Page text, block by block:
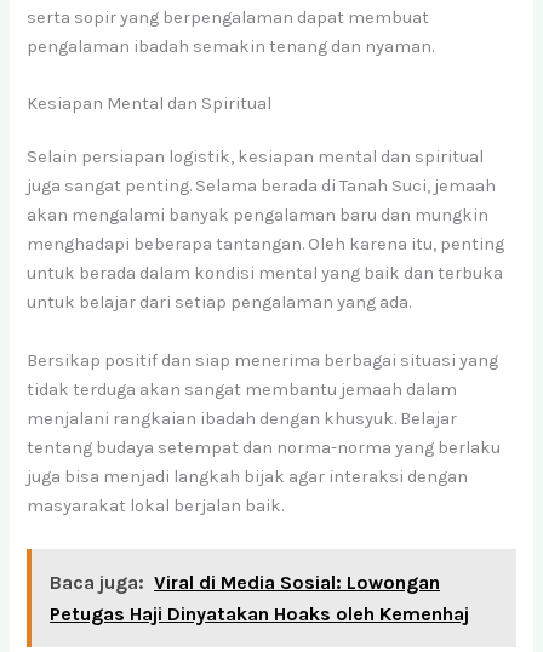
serta sopir yang berpengalaman dapat membuat
pengalaman ibadah semakin tenang dan nyaman.
Kesiapan Mental dan Spiritual
Selain persiapan logistik, kesiapan mental dan spiritual
juga sangat penting. Selama berada di Tanah Suci, jemaah
akan mengalami banyak pengalaman baru dan mungkin
menghadapi beberapa tantangan. Oleh karena itu, penting
untuk berada dalam kondisi mental yang baik dan terbuka
untuk belajar dari setiap pengalaman yang ada.
Bersikap positif dan siap menerima berbagai situasi yang
tidak terduga akan sangat membantu jemaah dalam
menjalani rangkaian ibadah dengan khusyuk. Belajar
tentang budaya setempat dan norma-norma yang berlaku
juga bisa menjadi langkah bijak agar interaksi dengan
masyarakat lokal berjalan baik.
Baca juga: Viral di Media Sosial: Lowongan
Petugas Haji Dinyatakan Hoaks oleh Kemenhaj